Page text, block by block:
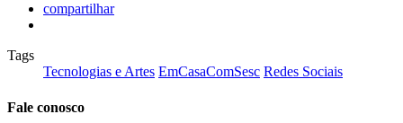
compartilhar
Tags
Tecnologias e Artes EmCasaComSesc Redes Sociais
Fale conosco